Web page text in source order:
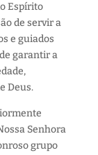
Espírito
de servir a
e guiados
garantir a
Deus.
Senhora
grupo